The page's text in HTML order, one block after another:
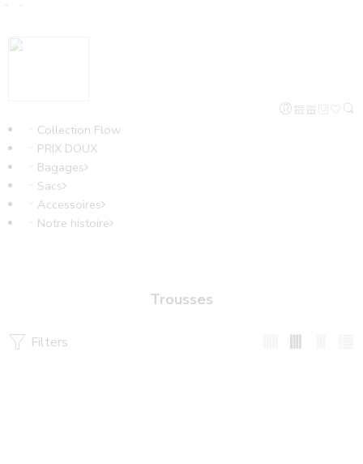
Collection Flow
PRIX DOUX
Bagages
Sacs
Accessoires
Notre histoire
Trousses
Filters